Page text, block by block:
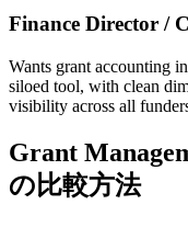
Finance Director /
Wants grant accounting
siloed tool, with clean
visibility across all
Grant
の比較方法